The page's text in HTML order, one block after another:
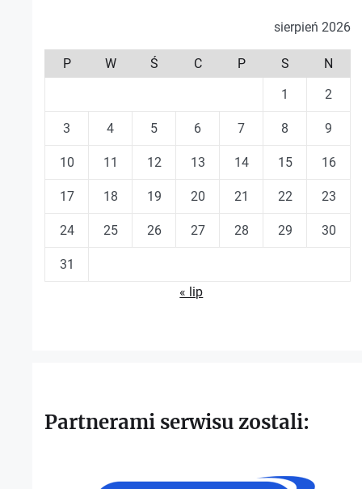
sierpień 2026
P W Ś C P S
N
1
2
3 4 5 6 7 8 9
10 11 12 13 14 15 16
17 18 19 20 21 22 23
24 25 26 27 28 29 30
31
« lip
Partnerami serwisu zostali: